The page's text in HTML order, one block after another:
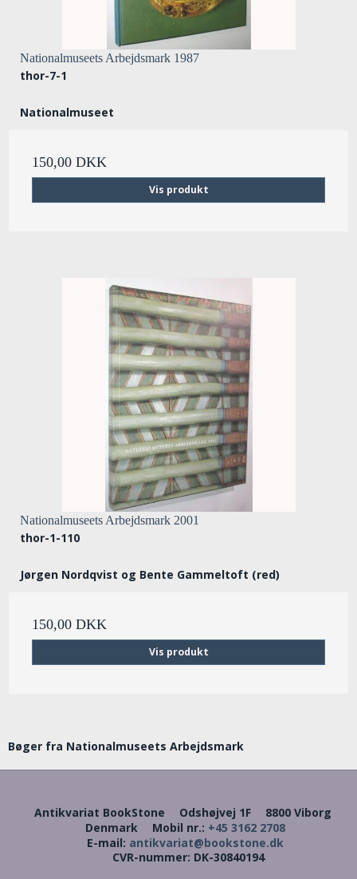
Nationalmuseets Arbejdsmark 1987
thor-7-1
Nationalmuseet
150,00 DKK
Vis produkt
Nationalmuseets Arbejdsmark 2001
thor-1-110
Jørgen Nordqvist og Bente Gammeltoft (red)
150,00 DKK
Vis produkt
Bøger fra Nationalmuseets Arbejdsmark
Antikvariat BookStone Odshøjvej 1F
8800 Viborg
Denmark
Mobil nr.: +45 3162 2708
E-mail: antikvariat@bookstone.dk
CVR-nummer: DK-30840194